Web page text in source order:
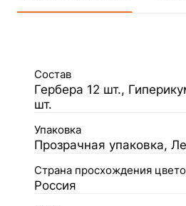
Состав
Гербера 12 шт.,
шт.
Упаковка
Прозрачная упаковка,
Страна просхождения
Россия